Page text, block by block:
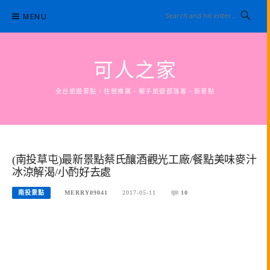
content
MENU
可人之家
全台旅遊景點，住宿推薦、親子旅遊部落客、新景點
(南投草屯)最新景點蔡氏釀酒觀光工廠/餐點美味麥汁
冰涼解渴/小酌好去處
南投景點 MERRY09041 2017-05-11 10